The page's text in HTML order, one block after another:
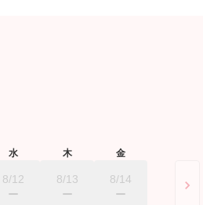
水
8/12
木
8/13
金
8/14